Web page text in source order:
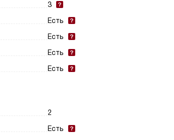
3
Есть
Есть
Есть
Есть
2
Есть